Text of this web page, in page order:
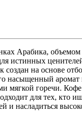
Арабика,
истинных
создан на основе
насыщенный аромат
мягкой горечи. Кофе
для тех, кто
и насладиться